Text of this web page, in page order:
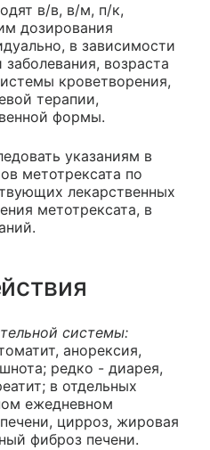
в/в, в/м, п/к,
дозирования
в зависимости
возраста
кроветворения,
терапии,
формы.
указаниям в
метотрексата по
лекарственных
метотрексата, в
системы:
анорексия,
редко - диарея,
в отдельных
ежедневном
цирроз, жировая
фиброз печени.